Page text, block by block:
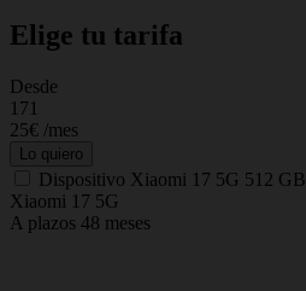
Elige tu tarifa
Desde
171
25€ /mes
Lo quiero
Dispositivo Xiaomi 17 5G 512 GB
Xiaomi 17 5G
A plazos 48 meses